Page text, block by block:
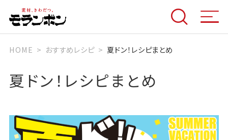
HOME おすすめレシピ 夏ドン！レシピまとめ
夏ドン！レシピまとめ